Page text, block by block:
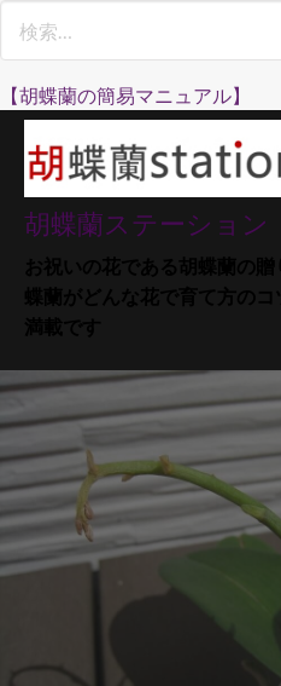
【胡蝶蘭の簡易マニュアル】
胡蝶蘭ステーション